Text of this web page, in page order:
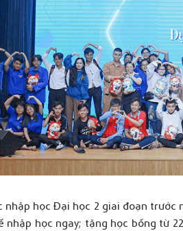
nhập học Đại học 2 giai đoạn
nhập học ngay; tặng học bổng từ